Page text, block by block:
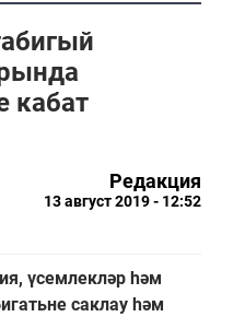
кабат
Редакция
13 август 2019 - 12:52
үсемлекләр һәм
саклау һәм